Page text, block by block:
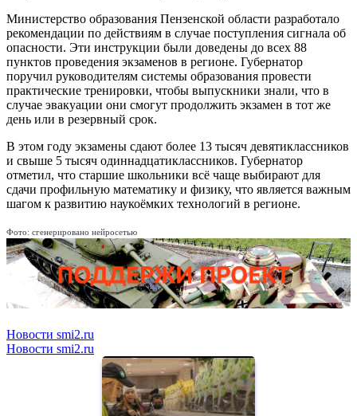
Министерство образования Пензенской области разработало
рекомендации по действиям в случае поступления сигнала об
опасности. Эти инструкции были доведены до всех 88
пунктов проведения экзаменов в регионе. Губернатор
поручил руководителям системы образования провести
практические тренировки, чтобы выпускники знали, что в
случае эвакуации они смогут продолжить экзамен в тот же
день или в резервный срок.
В этом году экзамены сдают более 13 тысяч девятиклассников
и свыше 5 тысяч одиннадцатиклассников. Губернатор
отметил, что старшие школьники всё чаще выбирают для
сдачи профильную математику и физику, что является важным
шагом к развитию наукоёмких технологий в регионе.
Фото: сгенерировано нейросетью
Новости smi2.ru
Новости smi2.ru